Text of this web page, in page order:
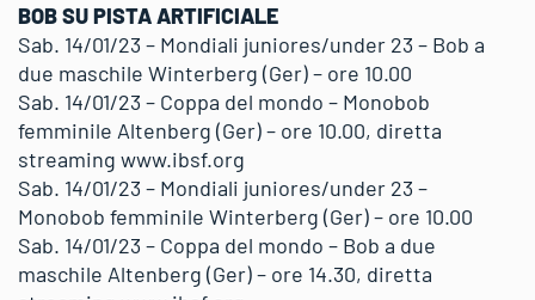
BOB SU PISTA ARTIFICIALE
Sab. 14/01/23 – Mondiali juniores/under 23 – Bob a
due maschile Winterberg (Ger) – ore 10.00
Sab. 14/01/23 – Coppa del mondo – Monobob
femminile Altenberg (Ger) – ore 10.00, diretta
streaming www.ibsf.org
Sab. 14/01/23 – Mondiali juniores/under 23 –
Monobob femminile Winterberg (Ger) – ore 10.00
Sab. 14/01/23 – Coppa del mondo – Bob a due
maschile Altenberg (Ger) – ore 14.30, diretta